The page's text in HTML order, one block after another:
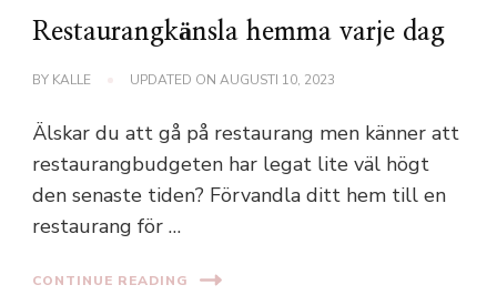
Restaurangkänsla hemma varje dag
BY KALLE UPDATED ON AUGUSTI 10, 2023
Älskar du att gå på restaurang men känner att
restaurangbudgeten har legat lite väl högt
den senaste tiden? Förvandla ditt hem till en
restaurang för …
CONTINUE READING